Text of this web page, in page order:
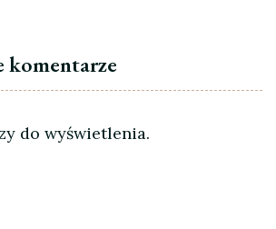
komentarze
do wyświetlenia.